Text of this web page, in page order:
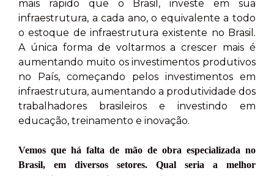
mais rápido que o Brasil, investe em sua
infraestrutura, a cada ano, o equivalente a todo
o estoque de infraestrutura existente no Brasil.
A única forma de voltarmos a crescer mais é
aumentando muito os investimentos produtivos
no País, começando pelos investimentos em
infraestrutura, aumentando a produtividade dos
trabalhadores brasileiros e investindo em
educação, treinamento e inovação.
Vemos que há falta de mão de obra especializada no
Brasil, em diversos setores. Qual seria a melhor